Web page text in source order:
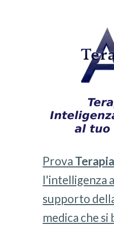
Prova
l'intelligenza
supporto
medica che si